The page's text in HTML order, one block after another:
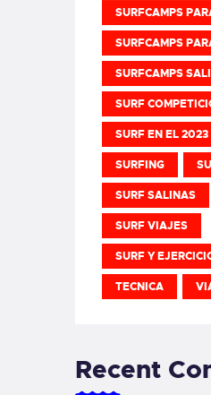
SURFCAMPS
SURFCAMPS
SURFCAMPS
SURF
SURF EN EL 2023
SURFING
SURF SALINAS
SURF VIAJES
SURF Y
TECNICA
Recent